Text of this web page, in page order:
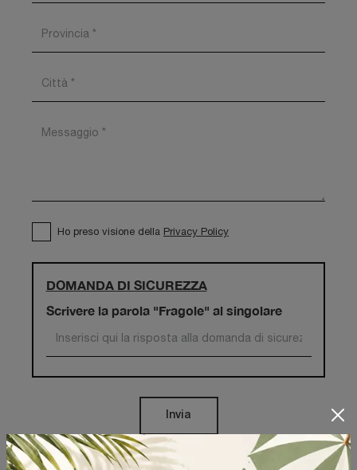
Ho preso visione della Privacy Policy
DOMANDA DI SICUREZZA
Scrivere la parola "Fragole" al singolare
Invia